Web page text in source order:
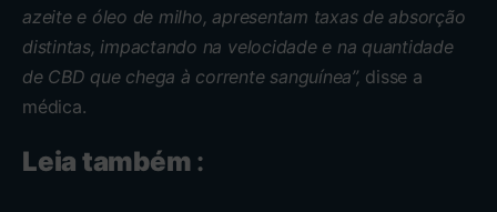
azeite e óleo de milho, apresentam taxas de absorção
distintas, impactando na velocidade e na quantidade
de CBD que chega à corrente sanguínea”, disse a
médica.
Leia também :